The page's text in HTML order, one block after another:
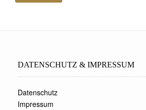
DATENSCHUTZ & IMPRESSUM
Datenschutz
Impressum